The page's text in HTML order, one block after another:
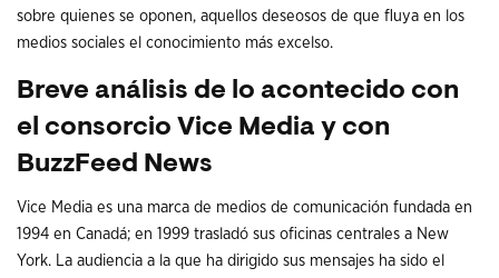
sobre quienes se oponen, aquellos deseosos de que fluya en los
medios sociales el conocimiento más excelso.
Breve análisis de lo acontecido con
el consorcio Vice Media y con
BuzzFeed News
Vice Media es una marca de medios de comunicación fundada en
1994 en Canadá; en 1999 trasladó sus oficinas centrales a New
York. La audiencia a la que ha dirigido sus mensajes ha sido el